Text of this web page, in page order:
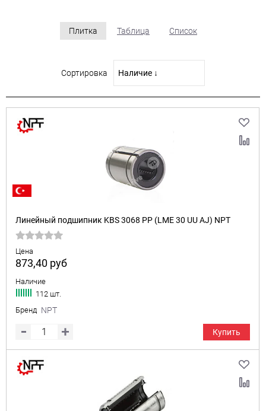
Плитка Таблица Список
Сортировка
Линейный подшипник KBS 3068 PP (LME 30 UU AJ) NPT
Цена
873,40 руб
Наличие
112 шт.
Бренд NPT
Купить